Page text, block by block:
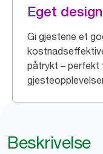
Eget design
Gi gjestene et
påtrykt – perfekt
Beskrivelse